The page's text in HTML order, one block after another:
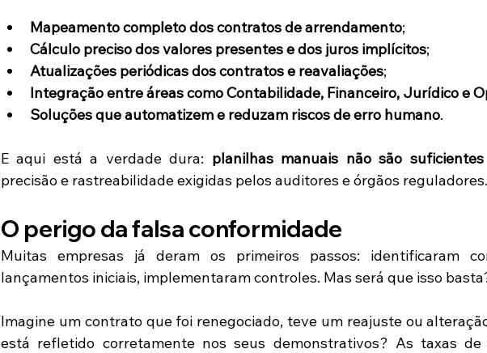
Mapeamento completo dos contratos de arrendamento;
Cálculo preciso dos valores presentes e dos juros implícitos;
Atualizações periódicas dos contratos e reavaliações;
Integração entre áreas como Contabilidade, Financeiro, Jurídico e
Soluções que automatizem e reduzam riscos de erro humano.
E aqui está a verdade dura: planilhas manuais não são suficientes
precisão e rastreabilidade exigidas pelos auditores e órgãos reguladores.
O perigo da falsa conformidade
Muitas empresas já deram os primeiros passos: identificaram
lançamentos iniciais, implementaram controles. Mas será que isso
Imagine um contrato que foi renegociado, teve um reajuste ou
está refletido corretamente nos seus demonstrativos? As taxas